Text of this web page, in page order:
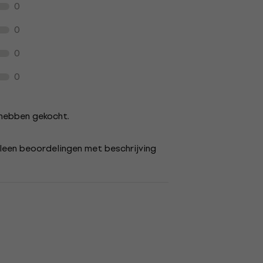
0
0
0
0
gekocht.
beoordelingen met beschrijving